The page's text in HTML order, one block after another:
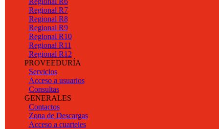
Regional R7
Regional R8
Regional R9
Regional R10
Regional R11
Regional R12
PROVEEDURÍA
Servicios
Acceso a usuarios
Consultas
GENERALES
Contactos
Zona de Descargas
Acceso a cuarteles